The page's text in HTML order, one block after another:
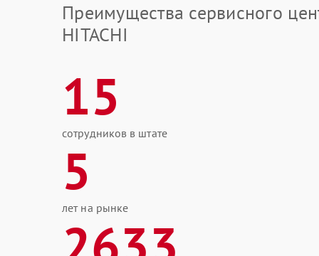
Преимущества сервисного
HITACHI
15
сотрудников в штате
5
лет на рынке